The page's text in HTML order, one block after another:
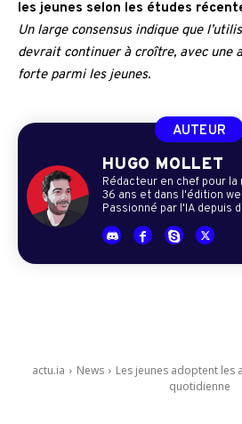
les jeunes selon les études
Un large consensus indique que
devrait continuer à croître, avec une
forte parmi les jeunes.
AUTEUR
HUGO MOLLET
Rédacteur en chef pour
36 ans et dans l'édition
Passionné par l'IA depuis
actu.ia News
Les jeunes adoptent les
quotidienne